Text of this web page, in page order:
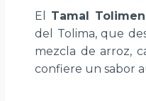
El Tamal
del Tolima, que
mezcla de arroz,
confiere un sabor